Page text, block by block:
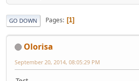
GO DOWN Pages 1
Olorisa
September 20, 2014, 08:05:29 PM